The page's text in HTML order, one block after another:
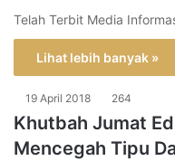
Telah Terbit Media
Lihat lebih banyak »
19 April 2018 264
Khutbah Jumat
Mencegah Tipu